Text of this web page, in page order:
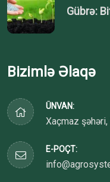
Gübrə:
Bizimlə Əlaqə
ÜNVAN:
Xaçmaz
E-POÇT: